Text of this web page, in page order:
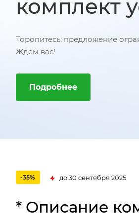
комплект
Торопитесь: предложение
Ждем вас!
Подробнее
-35% до 30 сентября 2025
* Описание